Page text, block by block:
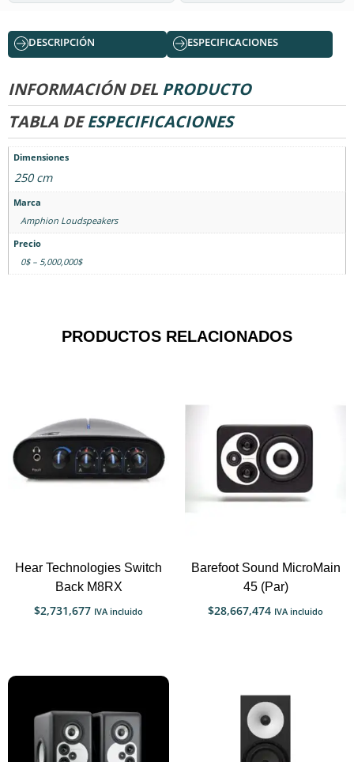
DESCRIPCIÓN ESPECIFICACIONES
INFORMACIÓN DEL PRODUCTO
TABLA DEESPECIFICACIONES
Dimensiones
250 cm
Marca
Amphion Loudspeakers
Precio
0$ – 5,000,000$
PRODUCTOS RELACIONADOS
Hear Technologies Switch
Back M8RX
$2,731,677 IVA incluido
Barefoot Sound MicroMain
45 (Par)
$28,667,474 IVA incluido